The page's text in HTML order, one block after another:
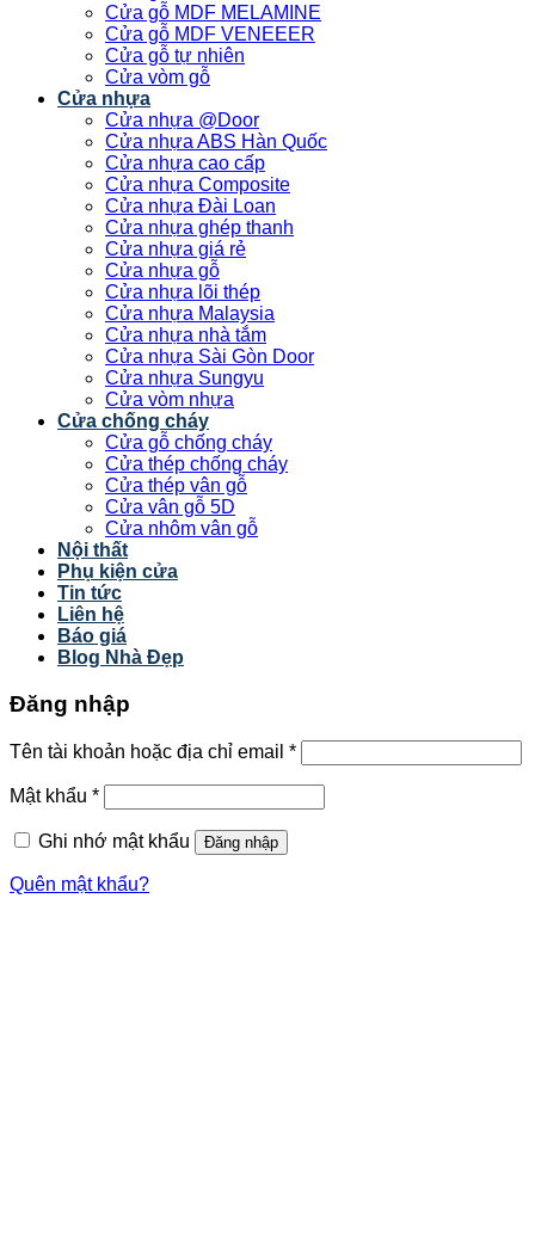
Cửa gỗ MDF MELAMINE
Cửa gỗ MDF VENEEER
Cửa gỗ tự nhiên
Cửa vòm gỗ
Cửa nhựa
Cửa nhựa @Door
Cửa nhựa ABS Hàn Quốc
Cửa nhựa cao cấp
Cửa nhựa Composite
Cửa nhựa Đài Loan
Cửa nhựa ghép thanh
Cửa nhựa giá rẻ
Cửa nhựa gỗ
Cửa nhựa lõi thép
Cửa nhựa Malaysia
Cửa nhựa nhà tắm
Cửa nhựa Sài Gòn Door
Cửa nhựa Sungyu
Cửa vòm nhựa
Cửa chống cháy
Cửa gỗ chống cháy
Cửa thép chống cháy
Cửa thép vân gỗ
Cửa vân gỗ 5D
Cửa nhôm vân gỗ
Nội thất
Phụ kiện cửa
Tin tức
Liên hệ
Báo giá
Blog Nhà Đẹp
Đăng nhập
Tên tài khoản hoặc địa chỉ email *
Mật khẩu *
Ghi nhớ mật khẩu Đăng nhập
Quên mật khẩu?